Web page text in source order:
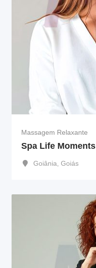
Massagem Relaxante
Spa Life Moments
Goiânia Goiás